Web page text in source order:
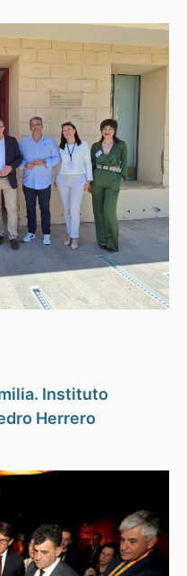
Instituto
Herrero